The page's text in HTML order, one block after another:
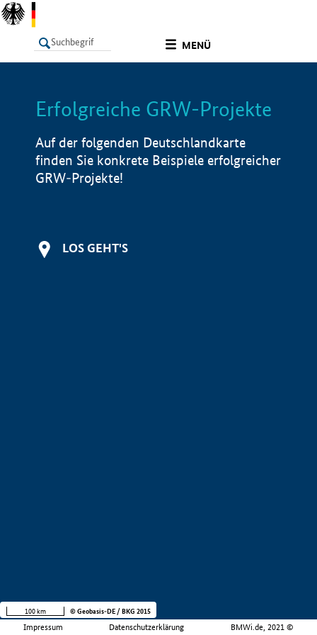
MENÜ
LISTE Info
Erfolgreiche GRW-Projekte
Auf der folgenden Deutschlandkarte
finden Sie konkrete Beispiele erfolgreicher
GRW-Projekte!
LOS GEHT'S
Impressum Datenschutzerklärung BMWi.de, 2021 ©
100 km © Geobasis-DE / BKG 2015